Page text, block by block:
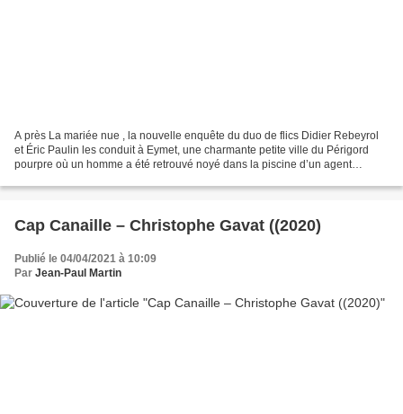
A près La mariée nue , la nouvelle enquête du duo de flics Didier Rebeyrol
et Éric Paulin les conduit à Eymet, une charmante petite ville du Périgord
pourpre où un homme a été retrouvé noyé dans la piscine d’un agent
Cap Canaille – Christophe Gavat ((2020)
Publié le 04/04/2021 à 10:09
Par Jean-Paul Martin